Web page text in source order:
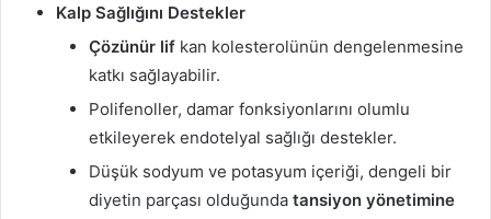
Kalp Sağlığını Destekler
Çözünür lif kan kolesterolünün dengelenmesine
katkı sağlayabilir.
Polifenoller, damar fonksiyonlarını olumlu
etkileyerek endotelyal sağlığı destekler.
Düşük sodyum ve potasyum içeriği, dengeli bir
diyetin parçası olduğunda tansiyon yönetimine